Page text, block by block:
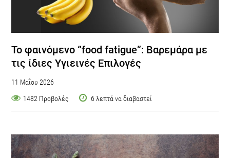
Το φαινόμενο “food fatigue”: Bαρεμάρα με
τις ίδιες Yγιεινές Eπιλογές
11 Μαΐου 2026
1482 Προβολές
6 λεπτά να διαβαστεί